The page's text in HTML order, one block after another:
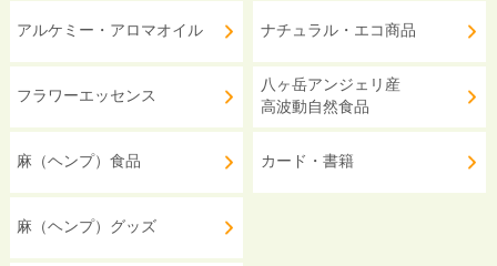
アルケミー・アロマオイル
フラワーエッセンス
麻（ヘンプ）食品
麻（ヘンプ）グッズ
ナチュラル・エコ商品
八ヶ岳アンジェリ産
高波動自然食品
カード・書籍